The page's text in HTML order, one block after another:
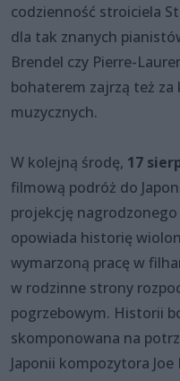
codzienność stroiciela
dla tak znanych
Brendel czy Pierre-
bohaterem zajrzą też
muzycznych.
W kolejną środę, 17
filmową podróż do
projekcję nagrodzonego
opowiada historię
wymarzoną pracę w
w rodzinne strony
pogrzebowym. Historii
skomponowana na
Japonii kompozytora Joe